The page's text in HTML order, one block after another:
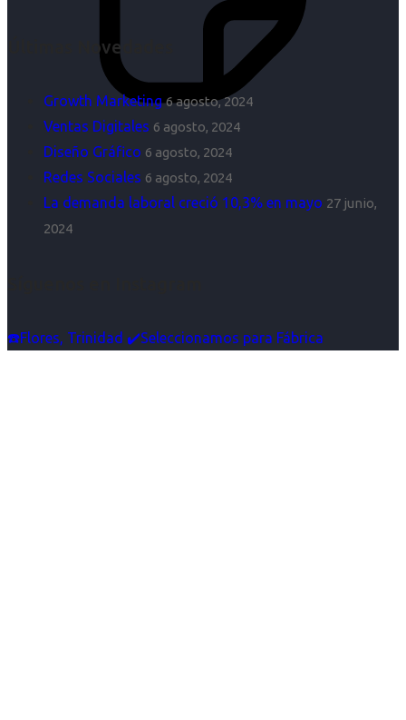
Últimas Novedades
Growth Marketing 6 agosto, 2024
Ventas Digitales 6 agosto, 2024
Diseño Gráfico 6 agosto, 2024
Redes Sociales 6 agosto, 2024
La demanda laboral creció 10,3% en mayo 27 junio,
2024
☎️Flores, Trinidad ✔️Seleccionamos para Fábrica